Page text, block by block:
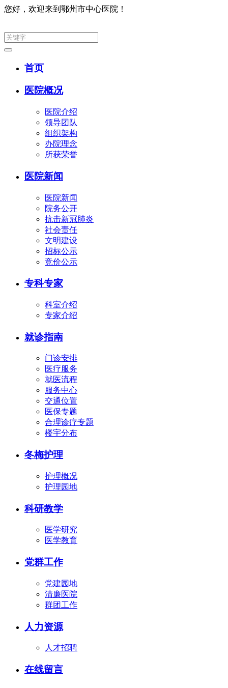
您好，欢迎来到鄂州市中心医院！
首页
医院概况
医院介绍
领导团队
组织架构
办院理念
所获荣誉
医院新闻
医院新闻
院务公开
抗击新冠肺炎
社会责任
文明建设
招标公示
竞价公示
专科专家
科室介绍
专家介绍
就诊指南
门诊安排
医疗服务
就医流程
服务中心
交通位置
医保专题
合理诊疗专题
楼宇分布
冬梅护理
护理概况
护理园地
科研教学
医学研究
医学教育
党群工作
党建园地
清廉医院
群团工作
人力资源
人才招聘
在线留言